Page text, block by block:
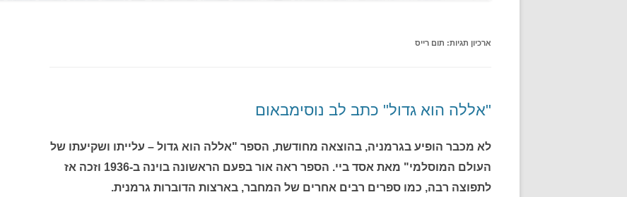
ארכיון תגיות: תום רייס
"אללה הוא גדול" כתב לב נוסימבאום
לא מכבר הופיע בגרמניה, בהוצאה מחודשת, הספר "אללה הוא גדול – עלייתו ושקיעתו של
העולם המוסלמי" מאת אסד ביי. הספר ראה אור בפעם הראשונה בוינה ב-1936 וזכה אז
לתפוצה רבה, כמו ספרים רבים אחרים של המחבר, בארצות הדוברות גרמנית.